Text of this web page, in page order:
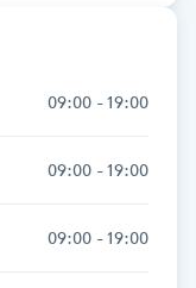
09:00 - 19:00
09:00 - 19:00
09:00 - 19:00